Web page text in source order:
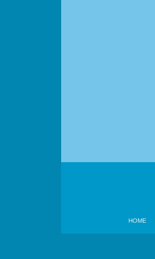
HOME